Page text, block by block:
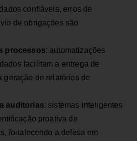
confiáveis, erros de
de obrigações são
processos: automatizações
facilitam a entrega de
geração de relatórios de
auditorias: sistemas inteligentes
proativa de
fortalecendo a defesa em